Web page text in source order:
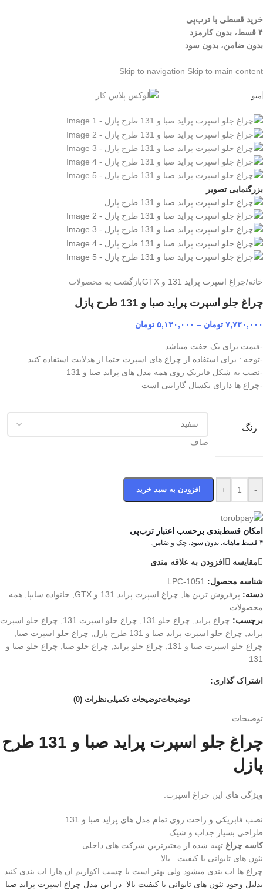
خرید قسطی با ترب‌پی
۴ قسط، بدون کارمزد
بدون ضامن، بدون سود
Skip to navigation Skip to main content
منو
بزرگنمایی تصویر
خانه/چراغ اسپرت پراید 131 و GTX بازگشت به محصولات
چراغ جلو اسپرت پراید صبا و 131 طرح پازل
۷,۷۳۰,۰۰۰ تومان – ۵,۱۳۰,۰۰۰ تومان
-قیمت برای یک جفت میباشد
-توجه : برای استفاده از چراغ های اسپرت حتما از هدلایت استفاده کنید
-نصب به شکل فابریک روی همه مدل های پراید صبا و 131
-چراغ ها دارای یکسال گارانتی است
رنگ
صاف
-
+ افزودن به سبد خرید
امکان قسط‌بندی برحسب اعتبار ترب‌پی
۴ قسط ماهانه. بدون سود، چک و ضامن.
مقایسه افزودن به علاقه مندی
شناسه محصول: LPC-1051
دسته: پرفروش ترین ها, چراغ اسپرت پراید 131 و GTX , خانواده سایپا, همه
محصولات
برچسب: چراغ پراید, چراغ جلو 131 , چراغ جلو اسپرت 131 , چراغ جلو اسپرت
پراید, چراغ جلو اسپرت پراید صبا و 131 طرح پازل , چراغ جلو اسپرت صبا,
چراغ جلو اسپرت صبا و 131
, چراغ جلو پراید, چراغ جلو صبا, چراغ جلو صبا و
131
اشتراک گذاری:
توضیحاتتوضیحات تکمیلینظرات (0)
توضیحات
چراغ جلو اسپرت پراید صبا و 131 طرح
پازل
ویژگی های این چراغ اسپرت:
نصب فابریکی و راحت روی تمام مدل های پراید صبا و 131
طراحی بسیار جذاب و شیک
کاسه چراغ تهیه شده از معتبرترین شرکت های داخلی
نئون های تایوانی با کیفیت بالا
چراغ ها اب بندی میشود ولی بهتر است با چسب اکواریم ان هارا اب بندی کنید
بدلیل وجود نئون های تایوانی با کیفیت بالا در این مدل چراغ اسپرت پراید صبا